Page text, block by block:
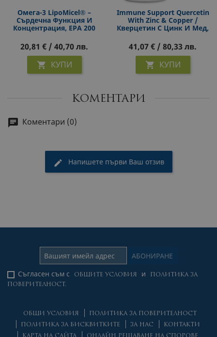
Омега-3 LipoMicel® –
Сърдечна Функция И
Концентрация, EPA 200
60 Софтгел Капсули
20,81 € / 40,70 лв.
 КУПИ
Immune Support Quercetin
With Zinc & Copper /
Кверцетин С Цинк И Мед,
41,07 € / 80,33 лв.
 КУПИ
КОМЕНТАРИ
Коментари (0)
Напишете първи Ваш отзив
Съгласен съм с ОБЩИТЕ УСЛОВИЯ и
ПОЛИТИКА ЗА
ПОВЕРИТЕЛНОСТ.
ОБЩИ УСЛОВИЯ
ПОЛИТИКА ЗА ПОВЕРИТЕЛНОСТ
ПОЛИТИКА ЗА БИСКВИТКИТЕ
ЗА НАС
КОНТАКТИ
КАРТА НА САЙТА
ОНЛАЙН РЕШАВАНЕ НА СПОРОВЕ